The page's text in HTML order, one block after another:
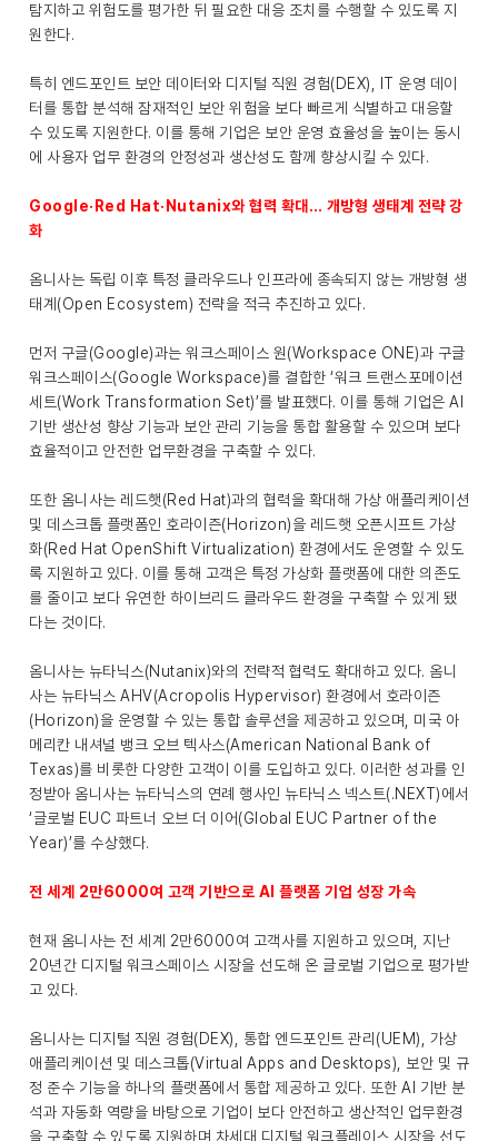
탐지하고 위험도를 평가한 뒤 필요한 대응 조치를 수행할 수 있도록 지
원한다.
특히 엔드포인트 보안 데이터와 디지털 직원 경험(DEX), IT 운영 데이
터를 통합 분석해 잠재적인 보안 위험을 보다 빠르게 식별하고 대응할
수 있도록 지원한다. 이를 통해 기업은 보안 운영 효율성을 높이는 동시
에 사용자 업무 환경의 안정성과 생산성도 함께 향상시킬 수 있다.
Google·Red Hat·Nutanix와 협력 확대… 개방형 생태계 전략 강
화
옴니사는 독립 이후 특정 클라우드나 인프라에 종속되지 않는 개방형 생
태계(Open Ecosystem) 전략을 적극 추진하고 있다.
먼저 구글(Google)과는 워크스페이스 원(Workspace ONE)과 구글
워크스페이스(Google Workspace)를 결합한 ‘워크 트랜스포메이션
세트(Work Transformation Set)’를 발표했다. 이를 통해 기업은 AI
기반 생산성 향상 기능과 보안 관리 기능을 통합 활용할 수 있으며 보다
효율적이고 안전한 업무환경을 구축할 수 있다.
또한 옴니사는 레드햇(Red Hat)과의 협력을 확대해 가상 애플리케이션
및 데스크톱 플랫폼인 호라이즌(Horizon)을 레드햇 오픈시프트 가상
화(Red Hat OpenShift Virtualization) 환경에서도 운영할 수 있도
록 지원하고 있다. 이를 통해 고객은 특정 가상화 플랫폼에 대한 의존도
를 줄이고 보다 유연한 하이브리드 클라우드 환경을 구축할 수 있게 됐
다는 것이다.
옴니사는 뉴타닉스(Nutanix)와의 전략적 협력도 확대하고 있다. 옴니
사는 뉴타닉스 AHV(Acropolis Hypervisor) 환경에서 호라이즌
(Horizon)을 운영할 수 있는 통합 솔루션을 제공하고 있으며, 미국 아
메리칸 내셔널 뱅크 오브 텍사스(American National Bank of
Texas)를 비롯한 다양한 고객이 이를 도입하고 있다. 이러한 성과를 인
정받아 옴니사는 뉴타닉스의 연례 행사인 뉴타닉스 넥스트(.NEXT)에서
‘글로벌 EUC 파트너 오브 더 이어(Global EUC Partner of the
Year)’를 수상했다.
전 세계 2만6000여 고객 기반으로 AI 플랫폼 기업 성장 가속
현재 옴니사는 전 세계 2만6000여 고객사를 지원하고 있으며, 지난
20년간 디지털 워크스페이스 시장을 선도해 온 글로벌 기업으로 평가받
고 있다.
옴니사는 디지털 직원 경험(DEX), 통합 엔드포인트 관리(UEM), 가상
애플리케이션 및 데스크톱(Virtual Apps and Desktops), 보안 및 규
정 준수 기능을 하나의 플랫폼에서 통합 제공하고 있다. 또한 AI 기반 분
석과 자동화 역량을 바탕으로 기업이 보다 안전하고 생산적인 업무환경
을 구축할 수 있도록 지원하며 차세대 디지털 워크플레이스 시장을 선도